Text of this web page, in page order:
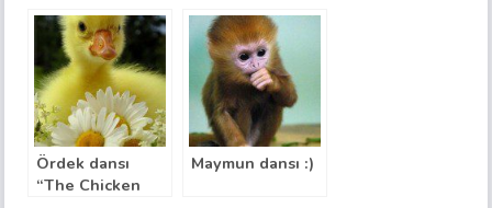
Ördek dansı
“The Chicken
Maymun dansı :)